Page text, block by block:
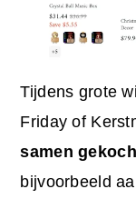
Tijdens grote
Friday of
samen
bijvoorbeeld